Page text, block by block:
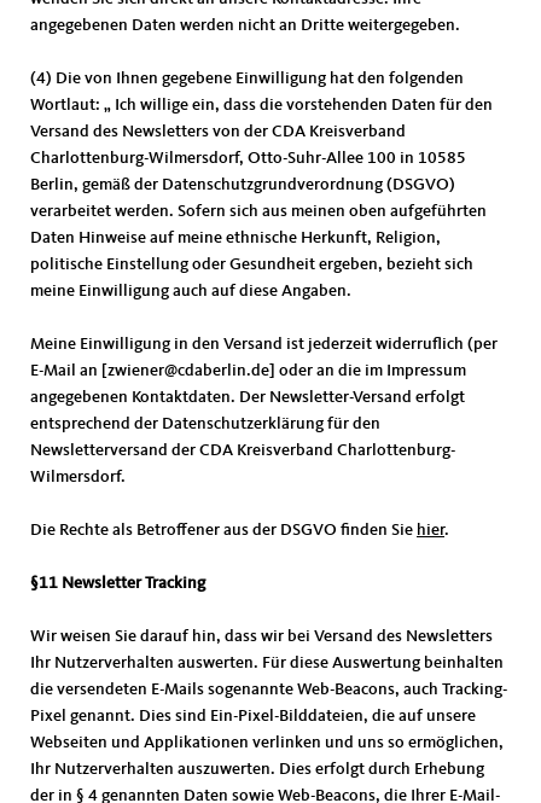
angegebenen Daten werden nicht an Dritte weitergegeben.
(4) Die von Ihnen gegebene Einwilligung hat den folgenden
Wortlaut: „ Ich willige ein, dass die vorstehenden Daten für den
Versand des Newsletters von der CDA Kreisverband
Charlottenburg-Wilmersdorf, Otto-Suhr-Allee 100 in 10585
Berlin, gemäß der Datenschutzgrundverordnung (DSGVO)
verarbeitet werden. Sofern sich aus meinen oben aufgeführten
Daten Hinweise auf meine ethnische Herkunft, Religion,
politische Einstellung oder Gesundheit ergeben, bezieht sich
meine Einwilligung auch auf diese Angaben.
Meine Einwilligung in den Versand ist jederzeit widerruflich (per
E-Mail an [zwiener@cdaberlin.de] oder an die im Impressum
angegebenen Kontaktdaten. Der Newsletter-Versand erfolgt
entsprechend der Datenschutzerklärung für den
Newsletterversand der CDA Kreisverband Charlottenburg-
Wilmersdorf.
Die Rechte als Betroffener aus der DSGVO finden Sie hier.
§11 Newsletter Tracking
Wir weisen Sie darauf hin, dass wir bei Versand des Newsletters
Ihr Nutzerverhalten auswerten. Für diese Auswertung beinhalten
die versendeten E-Mails sogenannte Web-Beacons, auch Tracking-
Pixel genannt. Dies sind Ein-Pixel-Bilddateien, die auf unsere
Webseiten und Applikationen verlinken und uns so ermöglichen,
Ihr Nutzerverhalten auszuwerten. Dies erfolgt durch Erhebung
der in § 4 genannten Daten sowie Web-Beacons, die Ihrer E-Mail-